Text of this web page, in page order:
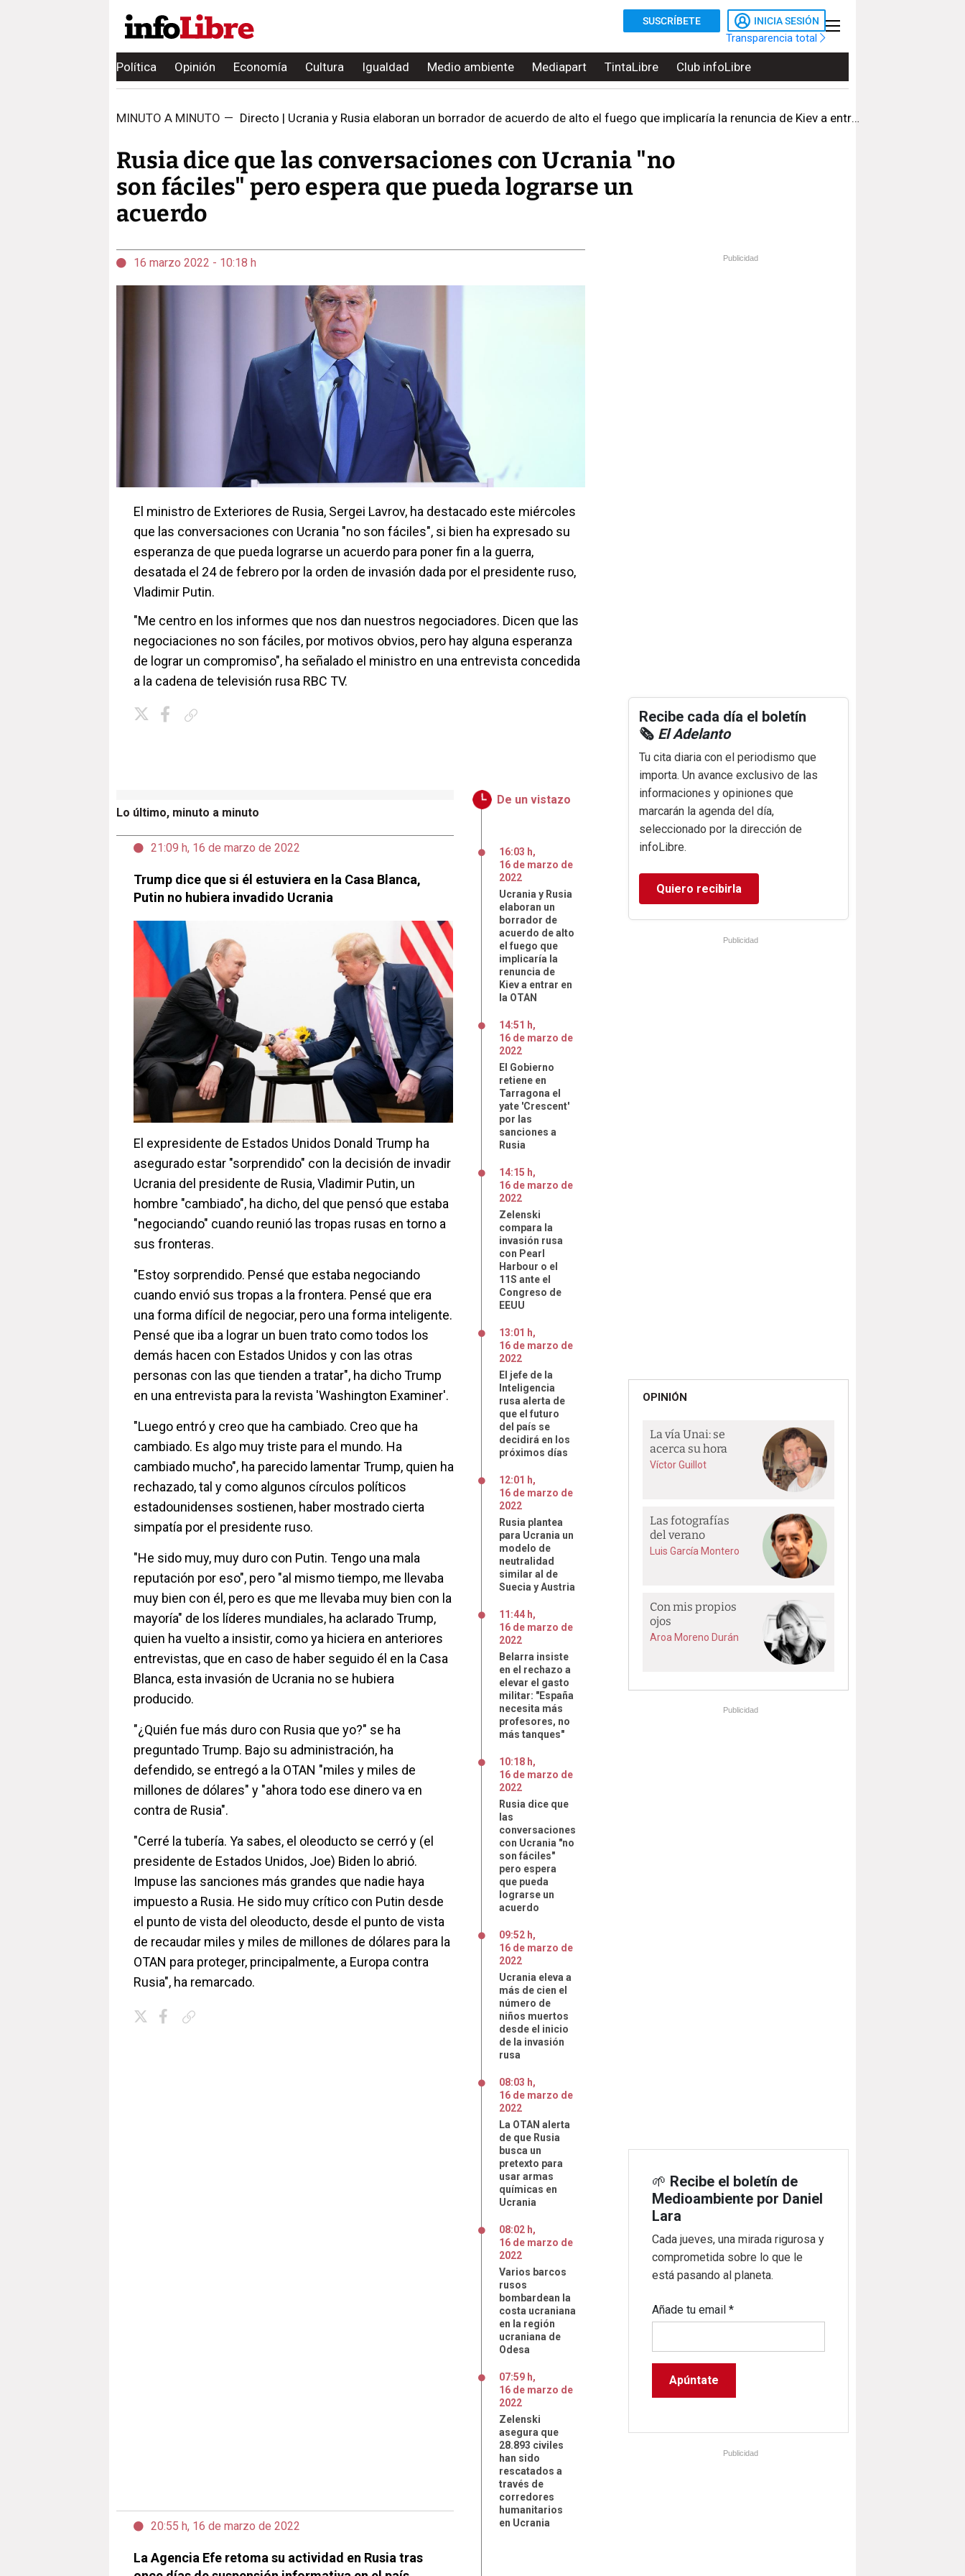
SUSCRÍBETE INICIA SESIÓN
Transparencia total
Política Opinión Economía Cultura Igualdad Medio ambiente Mediapart TintaLibre Club infoLibre
MINUTO A MINUTO — Directo | Ucrania y Rusia elaboran un borrador de acuerdo de alto el fuego que implicaría la renuncia de Kiev a entrar en la OTAN
Rusia dice que las conversaciones con Ucrania "no
son fáciles" pero espera que pueda lograrse un
acuerdo
16 marzo 2022 - 10:18 h
El ministro de Exteriores de Rusia, Sergei Lavrov, ha destacado este miércoles
que las conversaciones con Ucrania "no son fáciles", si bien ha expresado su
esperanza de que pueda lograrse un acuerdo para poner fin a la guerra,
desatada el 24 de febrero por la orden de invasión dada por el presidente ruso,
Vladimir Putin.
"Me centro en los informes que nos dan nuestros negociadores. Dicen que las
negociaciones no son fáciles, por motivos obvios, pero hay alguna esperanza
de lograr un compromiso", ha señalado el ministro en una entrevista concedida
a la cadena de televisión rusa RBC TV.
Lo último, minuto a minuto
21:09 h, 16 de marzo de 2022
Trump dice que si él estuviera en la Casa Blanca,
Putin no hubiera invadido Ucrania
El expresidente de Estados Unidos Donald Trump ha
asegurado estar "sorprendido" con la decisión de invadir
Ucrania del presidente de Rusia, Vladimir Putin, un
hombre "cambiado", ha dicho, del que pensó que estaba
"negociando" cuando reunió las tropas rusas en torno a
sus fronteras.
"Estoy sorprendido. Pensé que estaba negociando
cuando envió sus tropas a la frontera. Pensé que era
una forma difícil de negociar, pero una forma inteligente.
Pensé que iba a lograr un buen trato como todos los
demás hacen con Estados Unidos y con las otras
personas con las que tienden a tratar", ha dicho Trump
en una entrevista para la revista 'Washington Examiner'.
"Luego entró y creo que ha cambiado. Creo que ha
cambiado. Es algo muy triste para el mundo. Ha
cambiado mucho", ha parecido lamentar Trump, quien ha
rechazado, tal y como algunos círculos políticos
estadounidenses sostienen, haber mostrado cierta
simpatía por el presidente ruso.
"He sido muy, muy duro con Putin. Tengo una mala
reputación por eso", pero "al mismo tiempo, me llevaba
muy bien con él, pero es que me llevaba muy bien con la
mayoría" de los líderes mundiales, ha aclarado Trump,
quien ha vuelto a insistir, como ya hiciera en anteriores
entrevistas, que en caso de haber seguido él en la Casa
Blanca, esta invasión de Ucrania no se hubiera
producido.
"¿Quién fue más duro con Rusia que yo?" se ha
preguntado Trump. Bajo su administración, ha
defendido, se entregó a la OTAN "miles y miles de
millones de dólares" y "ahora todo ese dinero va en
contra de Rusia".
"Cerré la tubería. Ya sabes, el oleoducto se cerró y (el
presidente de Estados Unidos, Joe) Biden lo abrió.
Impuse las sanciones más grandes que nadie haya
impuesto a Rusia. He sido muy crítico con Putin desde
el punto de vista del oleoducto, desde el punto de vista
de recaudar miles y miles de millones de dólares para la
OTAN para proteger, principalmente, a Europa contra
Rusia", ha remarcado.
20:55 h, 16 de marzo de 2022
La Agencia Efe retoma su actividad en Rusia tras
De un vistazo
16:03 h,
16 de marzo de
2022
Ucrania y Rusia
elaboran un
borrador de
acuerdo de alto
el fuego que
implicaría la
renuncia de
Kiev a entrar en
la OTAN
14:51 h,
16 de marzo de
2022
El Gobierno
retiene en
Tarragona el
yate 'Crescent'
por las
sanciones a
Rusia
14:15 h,
16 de marzo de
2022
Zelenski
compara la
invasión rusa
con Pearl
Harbour o el
11S ante el
Congreso de
EEUU
13:01 h,
16 de marzo de
2022
El jefe de la
Inteligencia
rusa alerta de
que el futuro
del país se
decidirá en los
próximos días
12:01 h,
16 de marzo de
2022
Rusia plantea
para Ucrania un
modelo de
neutralidad
similar al de
Suecia y Austria
11:44 h,
16 de marzo de
2022
Belarra insiste
en el rechazo a
elevar el gasto
militar: "España
necesita más
profesores, no
más tanques"
10:18 h,
16 de marzo de
2022
Rusia dice que
las
conversaciones
con Ucrania "no
son fáciles"
pero espera
que pueda
lograrse un
acuerdo
09:52 h,
16 de marzo de
2022
Ucrania eleva a
más de cien el
número de
niños muertos
desde el inicio
de la invasión
rusa
08:03 h,
16 de marzo de
2022
La OTAN alerta
de que Rusia
busca un
pretexto para
usar armas
químicas en
Ucrania
08:02 h,
16 de marzo de
2022
Varios barcos
rusos
bombardean la
costa ucraniana
en la región
ucraniana de
Odesa
07:59 h,
16 de marzo de
2022
Zelenski
asegura que
28.893 civiles
han sido
rescatados a
través de
corredores
humanitarios
en Ucrania
Publicidad
Recibe cada día el boletín
🗞️ El Adelanto
Tu cita diaria con el periodismo que
importa. Un avance exclusivo de las
informaciones y opiniones que
marcarán la agenda del día,
seleccionado por la dirección de
infoLibre.
Quiero recibirla
Publicidad
OPINIÓN
La vía Unai: se
acerca su hora
Víctor Guillot
Las fotografías
del verano
Luis García Montero
Con mis propios
ojos
Aroa Moreno Durán
Publicidad
🌱 Recibe el boletín de
Medioambiente por Daniel
Lara
Cada jueves, una mirada rigurosa y
comprometida sobre lo que le
está pasando al planeta.
Añade tu email*
Publicidad